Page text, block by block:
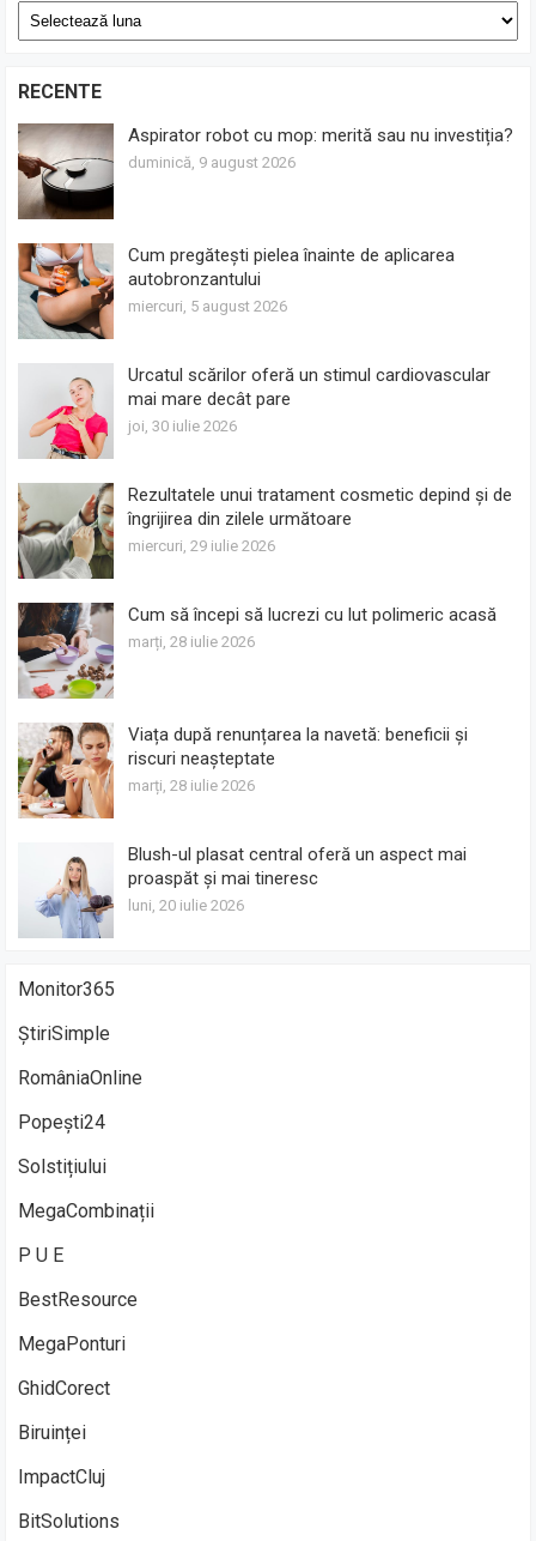
Arhive
RECENTE
Aspirator robot cu mop: merită sau nu investiția?
duminică, 9 august 2026
Cum pregătești pielea înainte de aplicarea
autobronzantului
miercuri, 5 august 2026
Urcatul scărilor oferă un stimul cardiovascular
mai mare decât pare
joi, 30 iulie 2026
Rezultatele unui tratament cosmetic depind și de
îngrijirea din zilele următoare
miercuri, 29 iulie 2026
Cum să începi să lucrezi cu lut polimeric acasă
marți, 28 iulie 2026
Viața după renunțarea la navetă: beneficii și
riscuri neașteptate
marți, 28 iulie 2026
Blush-ul plasat central oferă un aspect mai
proaspăt și mai tineresc
luni, 20 iulie 2026
Monitor365
ȘtiriSimple
RomâniaOnline
Popești24
Solstițiului
MegaCombinații
P U E
BestResource
MegaPonturi
GhidCorect
Biruinței
ImpactCluj
BitSolutions